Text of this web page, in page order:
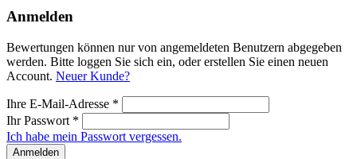
Anmelden
Bewertungen können nur von angemeldeten Benutzern abgegeben
werden. Bitte loggen Sie sich ein, oder erstellen Sie einen neuen
Account. Neuer Kunde?
Ihre E-Mail-Adresse *
Ihr Passwort *
Ich habe mein Passwort vergessen.
Anmelden